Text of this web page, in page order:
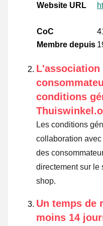
Website URL
CoC
Membre depuis
L'association
conditions
Les conditions
collaboration
des
directement sur le
shop.
Un temps de
moins 14